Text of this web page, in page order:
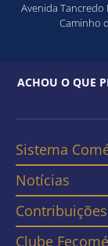
Avenida Tancredo
Caminho
ACHOU O QUE
Sistema
Notícias
Contribuições
Clube